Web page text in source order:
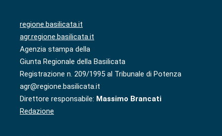
regione.basilicata.it
agr.regione.basilicata.it
Agenzia stampa della
Giunta Regionale della Basilicata
Registrazione n. 209/1995 al Tribunale di Potenza
agr@regione.basilicata.it
Direttore responsabile: Massimo Brancati
Redazione